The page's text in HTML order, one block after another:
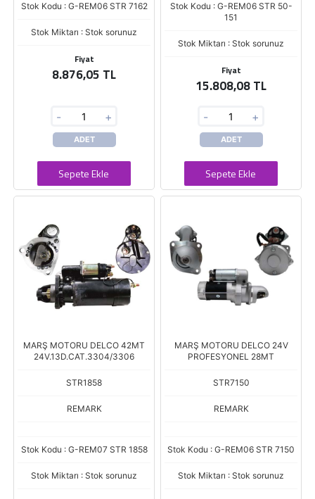
Stok Kodu : G-REM06 STR 7162
Stok Miktarı : Stok sorunuz
Fiyat
8.876,05 TL
- +
ADET
Sepete Ekle
Stok Kodu : G-REM06 STR 50-
151
Stok Miktarı : Stok sorunuz
Fiyat
15.808,08 TL
- +
ADET
Sepete Ekle
MARŞ MOTORU DELCO 42MT
24V.13D.CAT.3304/3306
STR1858
REMARK
Stok Kodu : G-REM07 STR 1858
Stok Miktarı : Stok sorunuz
MARŞ MOTORU DELCO 24V
PROFESYONEL 28MT
STR7150
REMARK
Stok Kodu : G-REM06 STR 7150
Stok Miktarı : Stok sorunuz